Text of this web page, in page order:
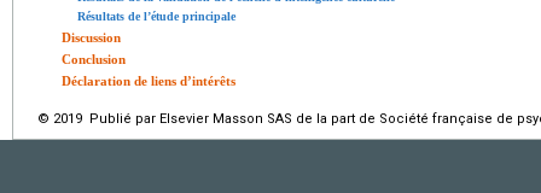
Résultats de l’étude principale
Discussion
Conclusion
Déclaration de liens d’intérêts
© 2019 Publié par Elsevier Masson SAS de la part de Société française de